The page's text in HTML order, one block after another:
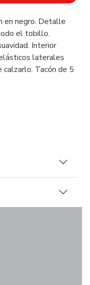
en negro. Detalle
el tobillo.
Interior
laterales
calzarlo. Tacón de 5